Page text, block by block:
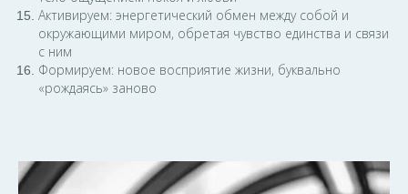
Активируем: энергетический обмен между собой и
окружающими миром, обретая чувство единства и связи
с ним
Формируем: новое восприятие жизни, буквально
«рождаясь» заново